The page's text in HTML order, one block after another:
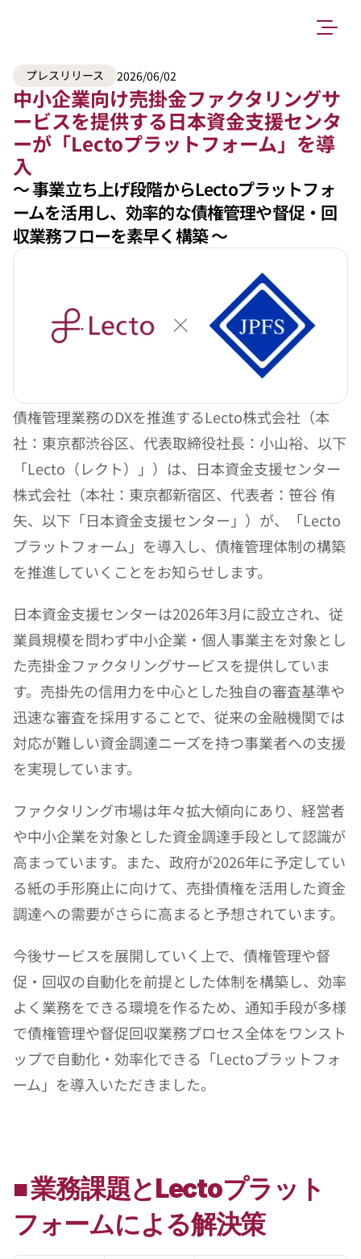
プレスリリース 2026/06/02
中小企業向け売掛金ファクタリングサ
ービスを提供する日本資金支援センタ
ーが「Lectoプラットフォーム」を導
入
〜 事業立ち上げ段階からLectoプラットフォ
ームを活用し、効率的な債権管理や督促・回
収業務フローを素早く構築 〜
債権管理業務のDXを推進するLecto株式会社（本
社：東京都渋谷区、代表取締役社長：小山裕、以下
「Lecto（レクト）」）は、日本資金支援センター
株式会社（本社：東京都新宿区、代表者：笹谷 侑
矢、以下「日本資金支援センター」）が、「Lecto
プラットフォーム」を導入し、債権管理体制の構築
を推進していくことをお知らせします。
日本資金支援センターは2026年3月に設立され、従
業員規模を問わず中小企業・個人事業主を対象とし
た売掛金ファクタリングサービスを提供していま
す。売掛先の信用力を中心とした独自の審査基準や
迅速な審査を採用することで、従来の金融機関では
対応が難しい資金調達ニーズを持つ事業者への支援
を実現しています。
ファクタリング市場は年々拡大傾向にあり、経営者
や中小企業を対象とした資金調達手段として認識が
高まっています。また、政府が2026年に予定してい
る紙の手形廃止に向けて、売掛債権を活用した資金
調達への需要がさらに高まると予想されています。
今後サービスを展開していく上で、債権管理や督
促・回収の自動化を前提とした体制を構築し、効率
よく業務をできる環境を作るため、通知手段が多様
で債権管理や督促回収業務プロセス全体をワンスト
ップで自動化・効率化できる「Lectoプラットフォ
ーム」を導入いただきました。
■ 業務課題とLectoプラット
フォームによる解決策